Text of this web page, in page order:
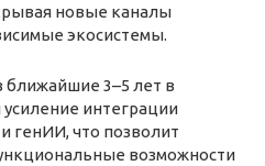
новые каналы
экосистемы.
ближайшие 3–5 лет в
усиление интеграции
генИИ, что позволит
возможности